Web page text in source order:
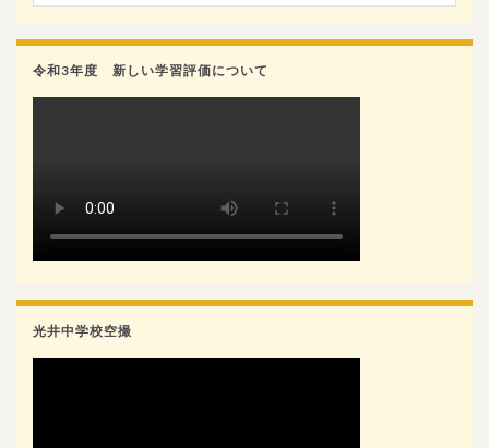
令和3年度 新しい学習評価について
光井中学校空撮